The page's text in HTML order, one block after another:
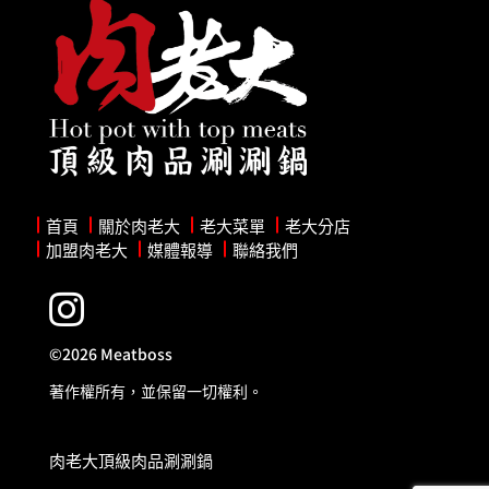
首頁 關於肉老大 老大菜單
老大分店
加盟肉老大
媒體報導 聯絡我們

©2026 Meatboss
著作權所有，並保留一切權利。
肉老大頂級肉品涮涮鍋